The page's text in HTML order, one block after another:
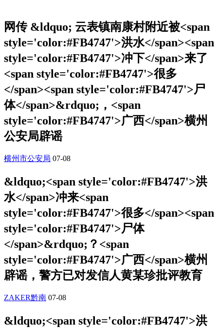
网传 &ldquo; 云表镇南康村附近被<span
style='color:#FB4747'>洪水</span><span
style='color:#FB4747'>冲下</span>来了
<span style='color:#FB4747'>很多
</span><span style='color:#FB4747'>尸
体</span>&rdquo;，<span
style='color:#FB4747'>广西</span>横州
公安局辟谣
横州市公安局 07-08
&ldquo;<span style='color:#FB4747'>洪
水</span>冲来<span
style='color:#FB4747'>很多</span><span
style='color:#FB4747'>尸体
</span>&rdquo;？<span
style='color:#FB4747'>广西</span>横州
辟谣，警方已对发信人黄某珍批评教育
ZAKER黔南 07-08
&ldquo;<span style='color:#FB4747'>洪